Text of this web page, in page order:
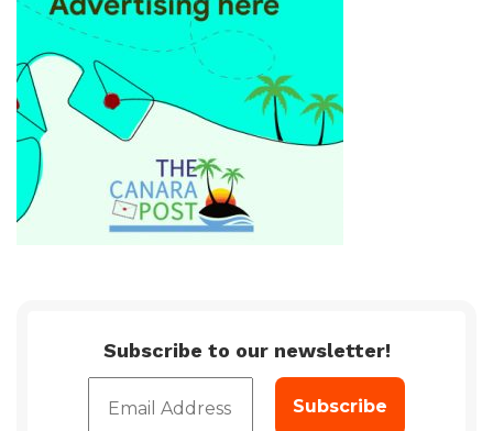
Subscribe to our newsletter!